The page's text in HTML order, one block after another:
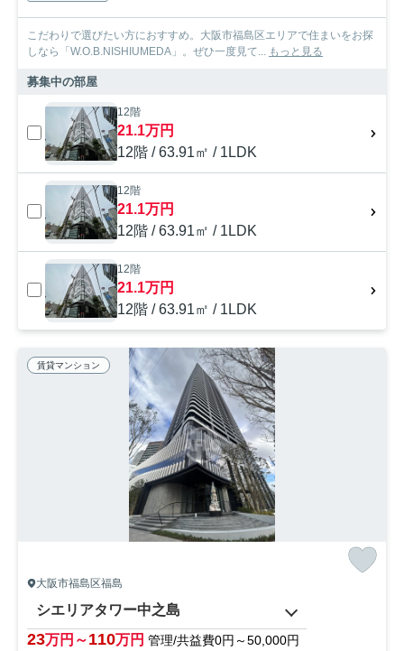
こだわりで選びたい方におすすめ。大阪市福島区エリアで住まいをお探
しなら「W.O.B.NISHIUMEDA」。ぜひ一度見て... もっと見る
募集中の部屋
12階
21.1万円
12階 / 63.91㎡ / 1LDK
12階
21.1万円
12階 / 63.91㎡ / 1LDK
12階
21.1万円
12階 / 63.91㎡ / 1LDK
賃貸マンション
大阪市福島区福島
シエリアタワー中之島
23万円～110万円 管理/共益費0円～50,000円